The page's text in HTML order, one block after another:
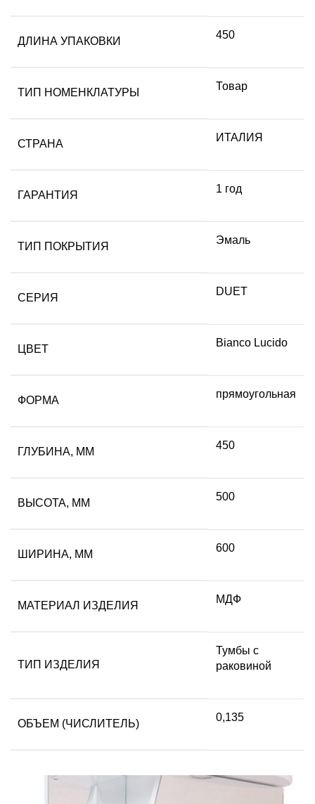
ДЛИНА УПАКОВКИ
450
ТИП НОМЕНКЛАТУРЫ
Товар
СТРАНА
ИТАЛИЯ
ГАРАНТИЯ
1 год
ТИП ПОКРЫТИЯ
Эмаль
СЕРИЯ
DUET
ЦВЕТ
Bianco Lucido
ФОРМА
прямоугольная
ГЛУБИНА, ММ
450
ВЫСОТА, ММ
500
ШИРИНА, ММ
600
МАТЕРИАЛ ИЗДЕЛИЯ
МДФ
ТИП ИЗДЕЛИЯ
Тумбы с
раковиной
ОБЪЕМ (ЧИСЛИТЕЛЬ)
0,135